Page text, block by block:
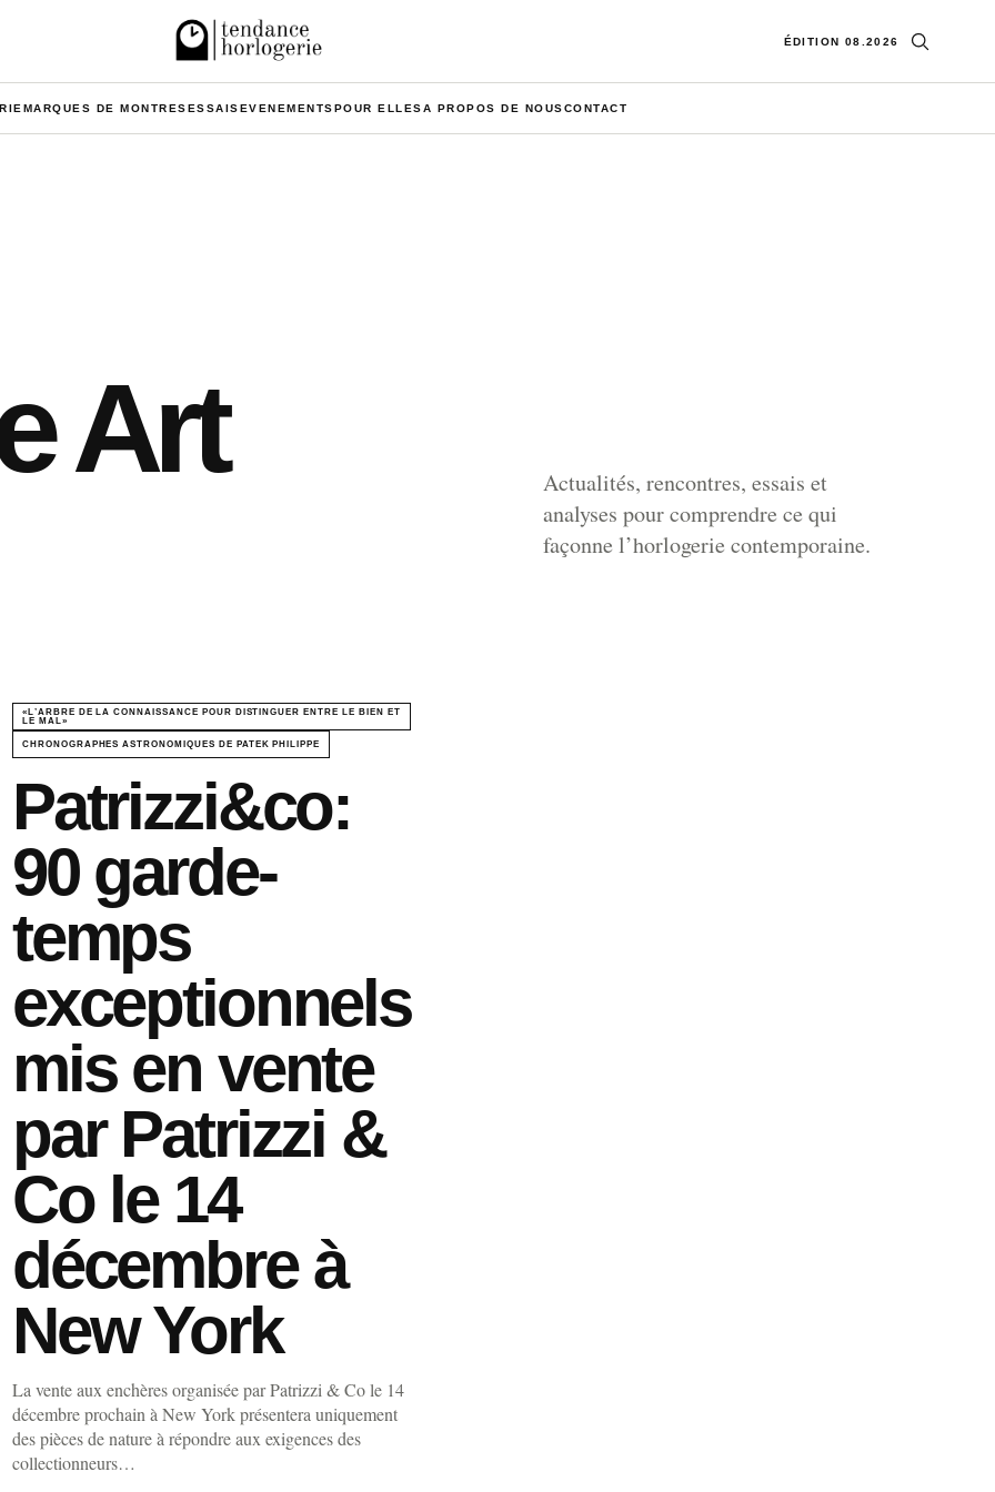
ÉDITION 08.2026 Ouvrir la
MARQUES DE MONTRESESSAISEVENEMENTSPOUR ELLESA PROPOS DE NOUSCONTACT
Art
Actualités, rencontres, essais et
analyses pour comprendre ce qui
façonne l’horlogerie contemporaine.
«L’ARBRE DE LA CONNAISSANCE POUR DISTINGUER ENTRE LE BIEN ET
LE MAL»
CHRONOGRAPHES ASTRONOMIQUES DE PATEK PHILIPPE
Patrizzi&co:
90 garde-
temps
exceptionnels
mis en vente
par Patrizzi &
Co le 14
décembre à
New York
La vente aux enchères organisée par Patrizzi & Co le 14
décembre prochain à New York présentera uniquement
des pièces de nature à répondre aux exigences des
collectionneurs…